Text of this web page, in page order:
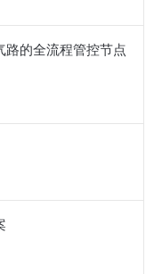
路的全流程管控节点